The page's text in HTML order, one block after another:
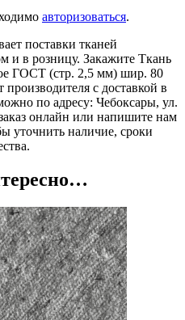
авторизоваться.
поставки тканей
и в розницу. Закажите Ткань
ГОСТ (стр. 2,5 мм) шир. 80
с доставкой в
по адресу: Чебоксары, ул.
онлайн или напишите нам
уточнить наличие, сроки